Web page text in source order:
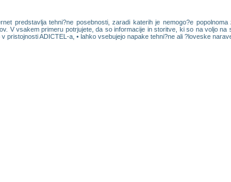
predstavlja tehni?ne posebnosti, zaradi katerih je nemogo?e
V vsakem primeru potrjujete, da so informacije in storitve, ki so na voljo na
pristojnosti ADICTEL-a, • lahko vsebujejo napake tehni?ne ali ?loveske